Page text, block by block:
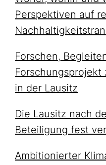
Perspektiven auf
Forschen,
in der Lausitz
Die Lausitz nach
Beteiligung fest
Ambitionierter